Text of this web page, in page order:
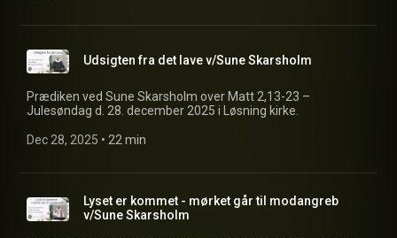
Udsigten fra det lave v/Sune Skarsholm
Prædiken ved Sune Skarsholm over Matt 2,13-23 –
Julesøndag d. 28. december 2025 i Løsning kirke.
Dec 28, 2025 • 22 min
Lyset er kommet - mørket går til modangreb
v/Sune Skarsholm